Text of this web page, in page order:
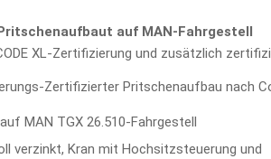
auf MAN-Fahrgestell
XL-Zertifizierung und zusätzlich
Zertifizierter Pritschenaufbau nach
MAN TGX 26.510-Fahrgestell
verzinkt, Kran mit Hochsitzsteuerung und